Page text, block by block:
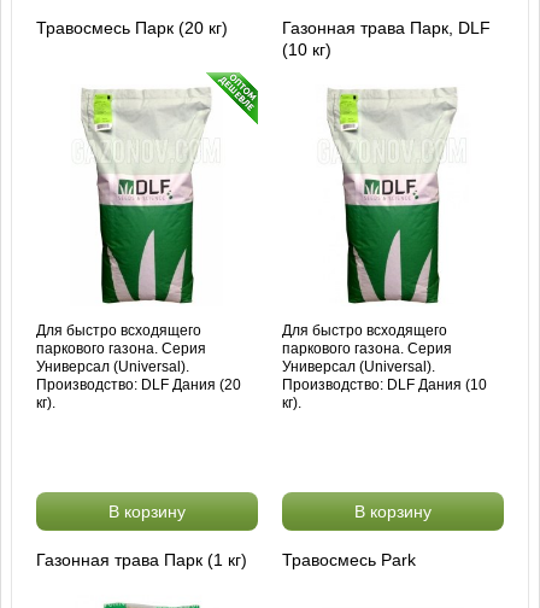
Травосмесь Парк (20 кг)
Для быстро всходящего
паркового газона. Серия
Универсал (Universal).
Производство: DLF Дания (20
кг).
В корзину
Газонная трава Парк, DLF
(10 кг)
Для быстро всходящего
паркового газона. Серия
Универсал (Universal).
Производство: DLF Дания (10
кг).
В корзину
Газонная трава Парк (1 кг) Травосмесь Park